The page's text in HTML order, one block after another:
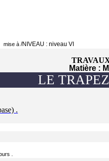
mise à/NIVEAU : niveau VI
Matière :
LE
.
.